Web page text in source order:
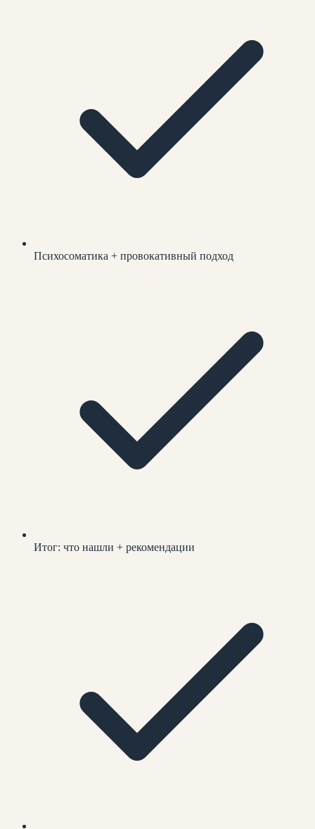
Психосоматика + провокативный подход
Итог: что нашли + рекомендации